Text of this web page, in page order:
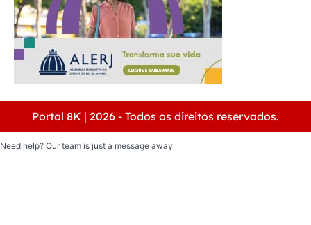
Portal 8K | 2026 - Todos os direitos reservados.
Need help? Our team is just a message away